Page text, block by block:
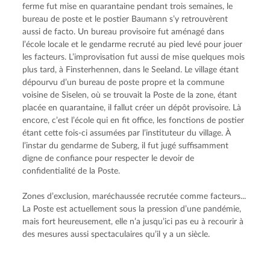
ferme fut mise en quarantaine pendant trois semaines, le
bureau de poste et le postier Baumann s’y retrouvèrent
aussi de facto. Un bureau provisoire fut aménagé dans
l’école locale et le gendarme recruté au pied levé pour jouer
les facteurs. L’improvisation fut aussi de mise quelques mois
plus tard, à Finsterhennen, dans le Seeland. Le village étant
dépourvu d’un bureau de poste propre et la commune
voisine de Siselen, où se trouvait la Poste de la zone, étant
placée en quarantaine, il fallut créer un dépôt provisoire. Là
encore, c’est l’école qui en fit office, les fonctions de postier
étant cette fois-ci assumées par l’instituteur du village. À
l’instar du gendarme de Suberg, il fut jugé suffisamment
digne de confiance pour respecter le devoir de
confidentialité de la Poste.
Zones d’exclusion, maréchaussée recrutée comme facteurs...
La Poste est actuellement sous la pression d’une pandémie,
mais fort heureusement, elle n’a jusqu’ici pas eu à recourir à
des mesures aussi spectaculaires qu’il y a un siècle.